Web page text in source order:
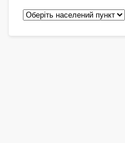
Педіатри